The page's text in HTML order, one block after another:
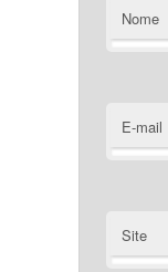
Nome
E-mail
Site